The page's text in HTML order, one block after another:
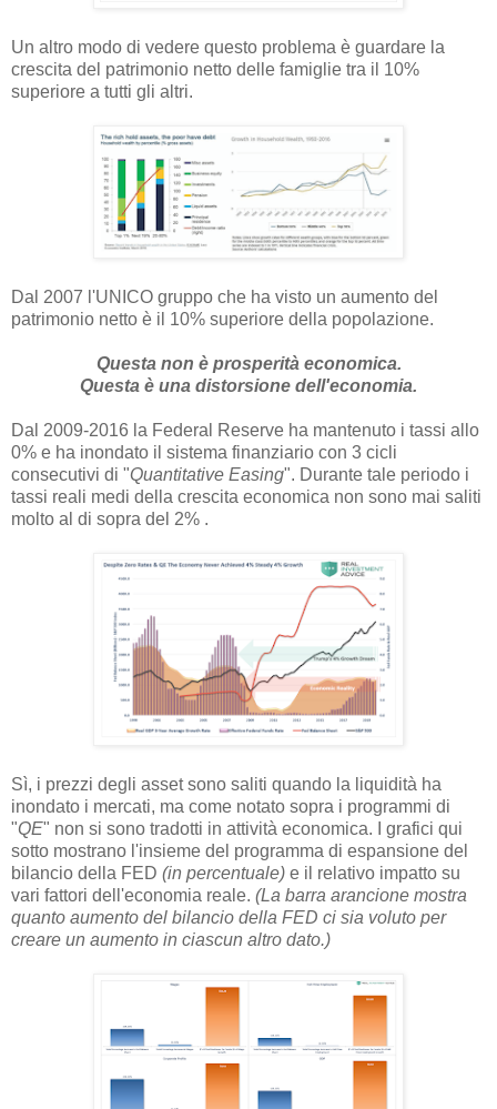
Un altro modo di vedere questo problema è guardare la
crescita del patrimonio netto delle famiglie tra il 10%
superiore a tutti gli altri.
Dal 2007 l'UNICO gruppo che ha visto un aumento del
patrimonio netto è il 10% superiore della popolazione.
Questa non è prosperità economica.
Questa è una distorsione dell'economia.
Dal 2009-2016 la Federal Reserve ha mantenuto i tassi allo
0% e ha inondato il sistema finanziario con 3 cicli
consecutivi di "Quantitative Easing". Durante tale periodo i
tassi reali medi della crescita economica non sono mai saliti
molto al di sopra del 2% .
Sì, i prezzi degli asset sono saliti quando la liquidità ha
inondato i mercati, ma come notato sopra i programmi di
"QE" non si sono tradotti in attività economica. I grafici qui
sotto mostrano l'insieme del programma di espansione del
bilancio della FED (in percentuale) e il relativo impatto su
vari fattori dell'economia reale. (La barra arancione mostra
quanto aumento del bilancio della FED ci sia voluto per
creare un aumento in ciascun altro dato.)